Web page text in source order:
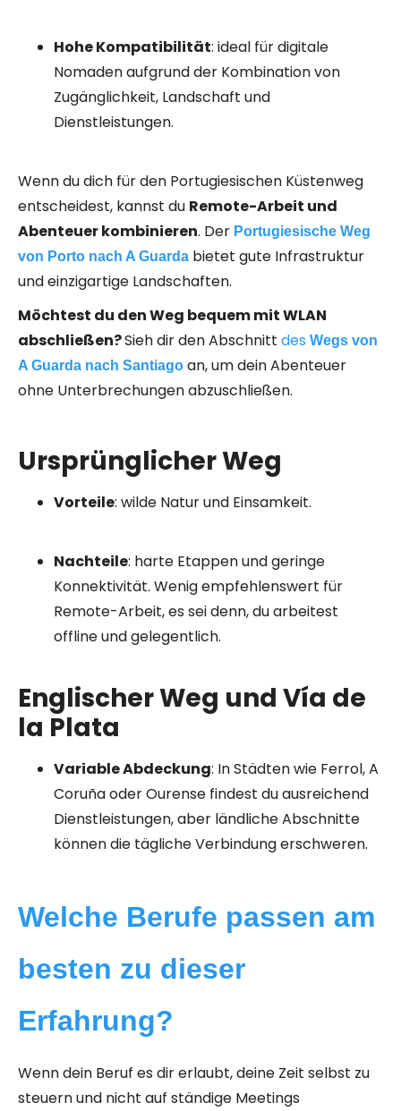
Hohe Kompatibilität: ideal für digitale
Nomaden aufgrund der Kombination von
Zugänglichkeit, Landschaft und
Dienstleistungen.
Wenn du dich für den Portugiesischen Küstenweg
entscheidest, kannst du Remote-Arbeit und
Abenteuer kombinieren. Der Portugiesische Weg
von Porto nach A Guarda bietet gute Infrastruktur
und einzigartige Landschaften.
Möchtest du den Weg bequem mit WLAN
abschließen?Sieh dir den Abschnitt des Wegs von
A Guarda nach Santiago an, um dein Abenteuer
ohne Unterbrechungen abzuschließen.
Ursprünglicher Weg
Vorteile: wilde Natur und Einsamkeit.
Nachteile: harte Etappen und geringe
Konnektivität. Wenig empfehlenswert für
Remote-Arbeit, es sei denn, du arbeitest
offline und gelegentlich.
Englischer Weg und Vía de
la Plata
Variable Abdeckung: In Städten wie Ferrol, A
Coruña oder Ourense findest du ausreichend
Dienstleistungen, aber ländliche Abschnitte
können die tägliche Verbindung erschweren.
Welche Berufe passen am
besten zu dieser
Erfahrung?
Wenn dein Beruf es dir erlaubt, deine Zeit selbst zu
steuern und nicht auf ständige Meetings